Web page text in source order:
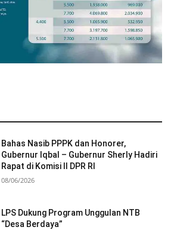
Bahas Nasib PPPK dan Honorer,
Gubernur Iqbal – Gubernur Sherly Hadiri
Rapat di Komisi II DPR RI
08/06/2026
LPS Dukung Program Unggulan NTB
“Desa Berdaya”